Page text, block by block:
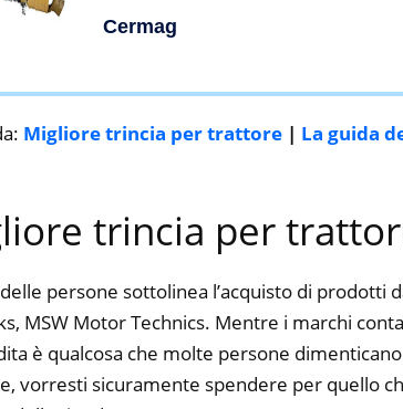
lunghezza 700 mm
Cermag
Migliore trincia per trattore | La guida
trincia per
persone sottolinea l’acquisto di prodotti
MSW Motor Technics. Mentre i marchi
è qualcosa che molte persone
vorresti sicuramente spendere per quello